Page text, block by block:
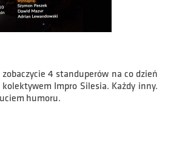
4 standuperów na co dzień
Impro Silesia. Każdy inny.
humoru.